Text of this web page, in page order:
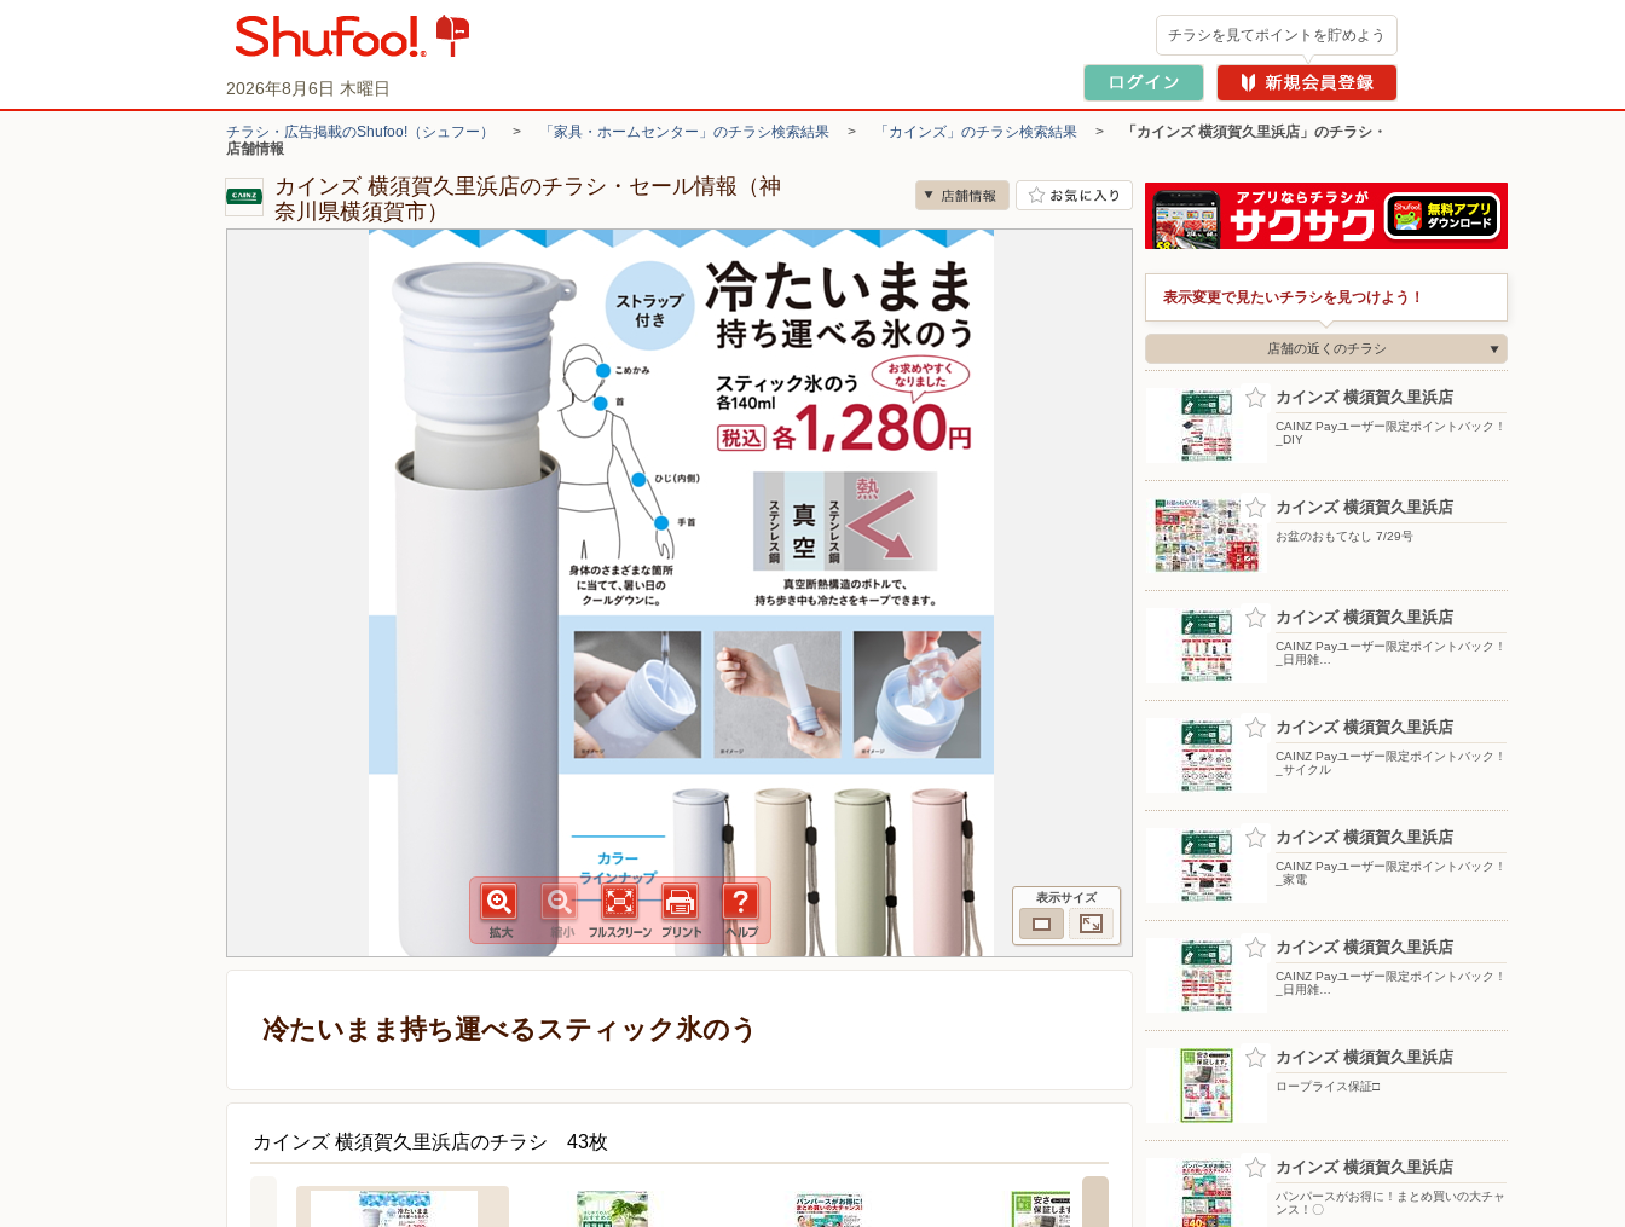
2026年8月6日 木曜日
チラシを見てポイントを貯めよう
チラシ・広告掲載のShufoo!（シュフー） > 「家具・ホームセンター」のチラシ検索結果 > 「カインズ」のチラシ検索結果 >
「カインズ 横須賀久里浜店」のチラシ・
店舗情報
カインズ 横須賀久里浜店のチラシ・セール情報（神
奈川県横須賀市）
表示サイズ
冷たいまま持ち運べるスティック氷のう
カインズ 横須賀久里浜店のチラシ 43枚
表示変更で見たいチラシを見つけよう！
店舗の近くのチラシ
カインズ 横須賀久里浜店
CAINZ Payユーザー限定ポイントバック！
_DIY
カインズ 横須賀久里浜店
お盆のおもてなし 7/29号
カインズ 横須賀久里浜店
CAINZ Payユーザー限定ポイントバック！
_日用雑…
カインズ 横須賀久里浜店
CAINZ Payユーザー限定ポイントバック！
_サイクル
カインズ 横須賀久里浜店
CAINZ Payユーザー限定ポイントバック！
_家電
カインズ 横須賀久里浜店
CAINZ Payユーザー限定ポイントバック！
_日用雑…
カインズ 横須賀久里浜店
ロープライス保証□
カインズ 横須賀久里浜店
パンパースがお得に！まとめ買いの大チャ
ンス！〇